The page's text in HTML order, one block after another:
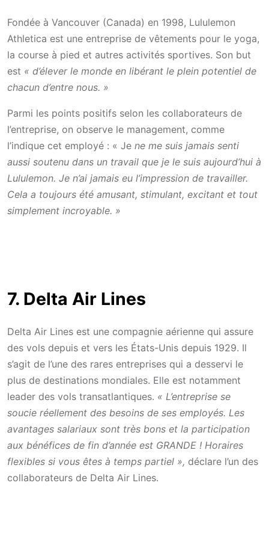
Fondée à Vancouver (Canada) en 1998, Lululemon
Athletica est une entreprise de vêtements pour le yoga,
la course à pied et autres activités sportives. Son but
est « d’élever le monde en libérant le plein potentiel de
chacun d’entre nous. »
Parmi les points positifs selon les collaborateurs de
l’entreprise, on observe le management, comme
l’indique cet employé : « Je ne me suis jamais senti
aussi soutenu dans un travail que je le suis aujourd’hui à
Lululemon. Je n’ai jamais eu l’impression de travailler.
Cela a toujours été amusant, stimulant, excitant et tout
simplement incroyable. »
7. Delta Air Lines
Delta Air Lines est une compagnie aérienne qui assure
des vols depuis et vers les États-Unis depuis 1929. Il
s’agit de l’une des rares entreprises qui a desservi le
plus de destinations mondiales. Elle est notamment
leader des vols transatlantiques. « L’entreprise se
soucie réellement des besoins de ses employés. Les
avantages salariaux sont très bons et la participation
aux bénéfices de fin d’année est GRANDE ! Horaires
flexibles si vous êtes à temps partiel », déclare l’un des
collaborateurs de Delta Air Lines.